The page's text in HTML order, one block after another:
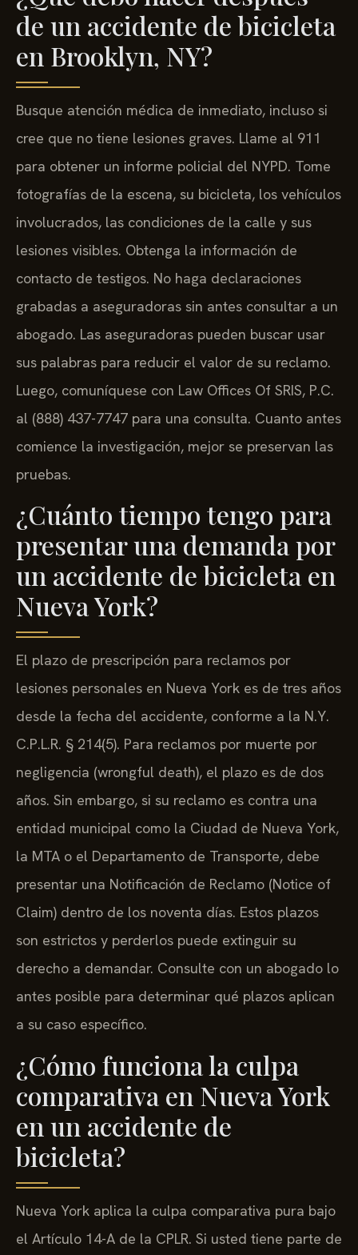
de un accidente de bicicleta
en Brooklyn, NY?
Busque atención médica de inmediato, incluso si
cree que no tiene lesiones graves. Llame al 911
para obtener un informe policial del NYPD. Tome
fotografías de la escena, su bicicleta, los vehículos
involucrados, las condiciones de la calle y sus
lesiones visibles. Obtenga la información de
contacto de testigos. No haga declaraciones
grabadas a aseguradoras sin antes consultar a un
abogado. Las aseguradoras pueden buscar usar
sus palabras para reducir el valor de su reclamo.
Luego, comuníquese con Law Offices Of SRIS, P.C.
al (888) 437-7747 para una consulta. Cuanto antes
comience la investigación, mejor se preservan las
pruebas.
¿Cuánto tiempo tengo para
presentar una demanda por
un accidente de bicicleta en
Nueva York?
El plazo de prescripción para reclamos por
lesiones personales en Nueva York es de tres años
desde la fecha del accidente, conforme a la N.Y.
C.P.L.R. § 214(5). Para reclamos por muerte por
negligencia (wrongful death), el plazo es de dos
años. Sin embargo, si su reclamo es contra una
entidad municipal como la Ciudad de Nueva York,
la MTA o el Departamento de Transporte, debe
presentar una Notificación de Reclamo (Notice of
Claim) dentro de los noventa días. Estos plazos
son estrictos y perderlos puede extinguir su
derecho a demandar. Consulte con un abogado lo
antes posible para determinar qué plazos aplican
a su caso específico.
¿Cómo funciona la culpa
comparativa en Nueva York
en un accidente de
bicicleta?
Nueva York aplica la culpa comparativa pura bajo
el Artículo 14-A de la CPLR. Si usted tiene parte de